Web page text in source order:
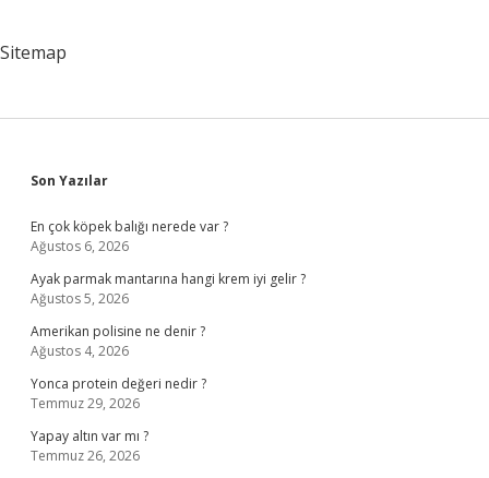
Sitemap
Sidebar
Son Yazılar
En çok köpek balığı nerede var ?
Ağustos 6, 2026
Ayak parmak mantarına hangi krem iyi gelir ?
Ağustos 5, 2026
Amerikan polisine ne denir ?
Ağustos 4, 2026
Yonca protein değeri nedir ?
Temmuz 29, 2026
Yapay altın var mı ?
Temmuz 26, 2026